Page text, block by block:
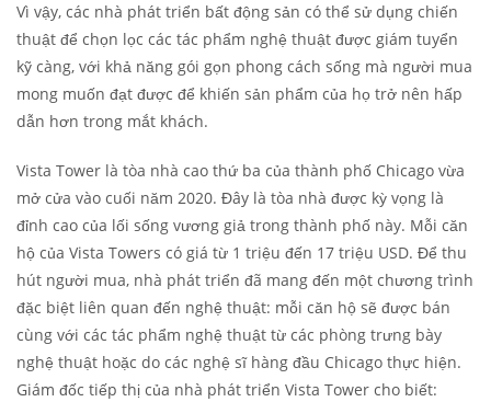
Vì vậy, các nhà phát triển bất động sản có thể sử dụng chiến
thuật để chọn lọc các tác phẩm nghệ thuật được giám tuyển
kỹ càng, với khả năng gói gọn phong cách sống mà người mua
mong muốn đạt được để khiến sản phẩm của họ trở nên hấp
dẫn hơn trong mắt khách.
Vista Tower là tòa nhà cao thứ ba của thành phố Chicago vừa
mở cửa vào cuối năm 2020. Đây là tòa nhà được kỳ vọng là
đỉnh cao của lối sống vương giả trong thành phố này. Mỗi căn
hộ của Vista Towers có giá từ 1 triệu đến 17 triệu USD. Để thu
hút người mua, nhà phát triển đã mang đến một chương trình
đặc biệt liên quan đến nghệ thuật: mỗi căn hộ sẽ được bán
cùng với các tác phẩm nghệ thuật từ các phòng trưng bày
nghệ thuật hoặc do các nghệ sĩ hàng đầu Chicago thực hiện.
Giám đốc tiếp thị của nhà phát triển Vista Tower cho biết: